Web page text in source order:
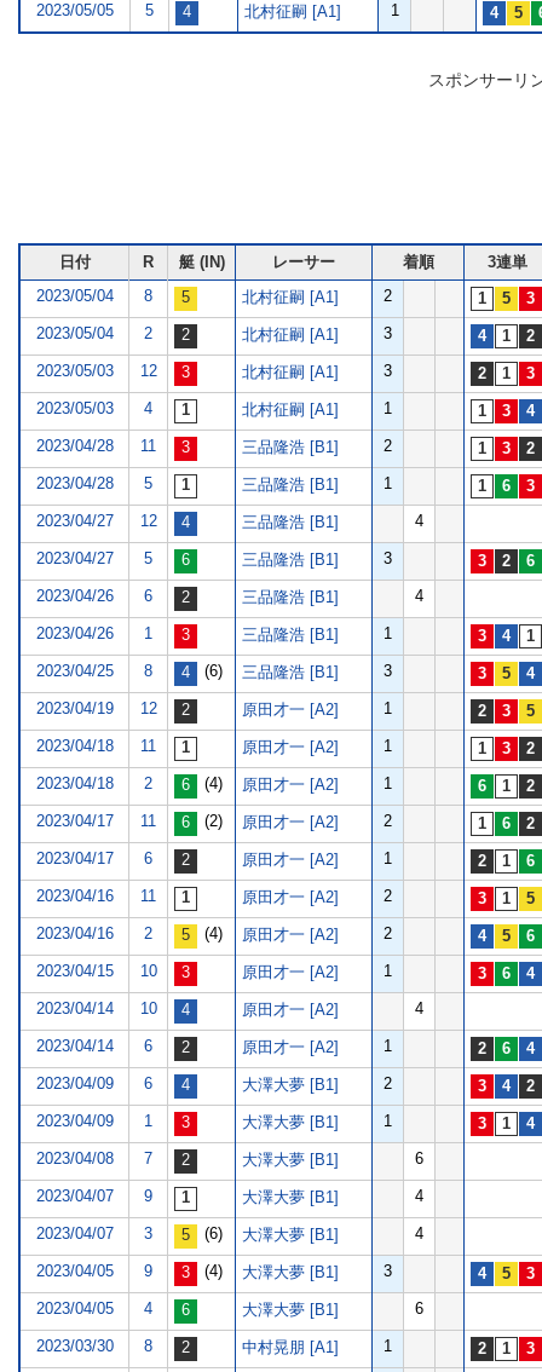
2023/05/05 5 北村征嗣 [A1] 1
スポンサーリ
日付 R 艇 (IN) レーサー 着順
3連単
2023/05/04
8 北村征嗣 [A1] 2
2023/05/04 2 北村征嗣 [A1] 3
2023/05/03 12 北村征嗣 [A1] 3
2023/05/03 4 北村征嗣 [A1] 1
2023/04/28 11 三品隆浩 [B1] 2
2023/04/28 5 三品隆浩 [B1] 1
2023/04/27 12 三品隆浩 [B1] 4
2023/04/27 5 三品隆浩 [B1] 3
2023/04/26 6 三品隆浩 [B1] 4
2023/04/26 1 三品隆浩 [B1] 1
2023/04/25 8 (6) 三品隆浩 [B1] 3
2023/04/19 12 原田才一 [A2] 1
2023/04/18 11 原田才一 [A2] 1
2023/04/18 2 (4) 原田才一 [A2] 1
2023/04/17 11 (2) 原田才一 [A2] 2
2023/04/17 6 原田才一 [A2] 1
2023/04/16 11 原田才一 [A2] 2
2023/04/16 2 (4) 原田才一 [A2] 2
2023/04/15 10 原田才一 [A2] 1
2023/04/14 10 原田才一 [A2] 4
2023/04/14 6 原田才一 [A2] 1
2023/04/09 6 大澤大夢 [B1] 2
2023/04/09 1 大澤大夢 [B1] 1
2023/04/08 7 大澤大夢 [B1] 6
2023/04/07 9 大澤大夢 [B1] 4
2023/04/07 3 (6) 大澤大夢 [B1] 4
2023/04/05 9 (4) 大澤大夢 [B1] 3
2023/04/05 4 大澤大夢 [B1] 6
2023/03/30 8 中村晃朋 [A1] 1